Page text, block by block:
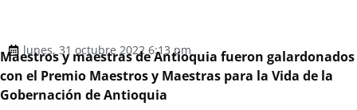
lunes, 31 octubre 2022 6:13 pm
Maestros y maestras de Antioquia fueron galardonados
con el Premio Maestros y Maestras para la Vida de la
Gobernación de Antioquia
Maestros
y
maestras
de